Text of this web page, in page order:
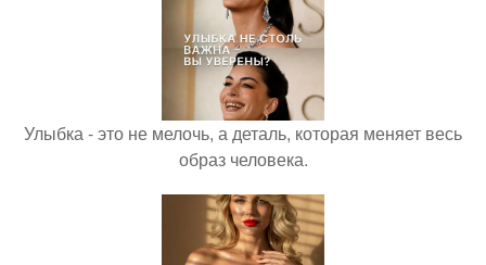
Улыбка - это не мелочь, а деталь, которая меняет весь
образ человека.